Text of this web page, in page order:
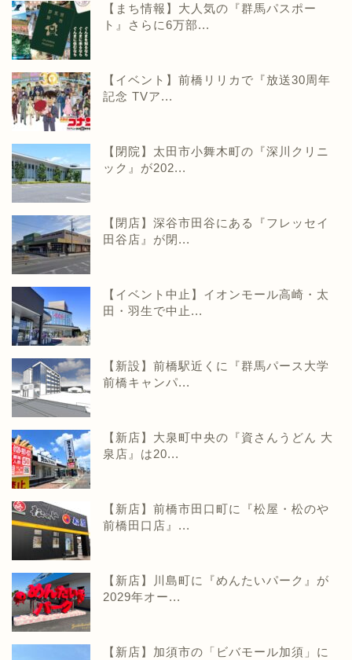
【まち情報】大人気の『群馬パスポー
ト』さらに6万部...
【イベント】前橋リリカで『放送30周年
記念 TVア...
【閉院】太田市小舞木町の『深川クリニ
ック』が202...
【閉店】深谷市田谷にある『フレッセイ
田谷店』が閉...
【イベント中止】イオンモール高崎・太
田・羽生で中止...
【新設】前橋駅近くに『群馬パース大学
前橋キャンパ...
【新店】大泉町中央の『資さんうどん 大
泉店』は20...
【新店】前橋市田口町に『松屋・松のや
前橋田口店』...
【新店】川島町に『めんたいパーク』が
2029年オー...
【新店】加須市の「ビバモール加須」に